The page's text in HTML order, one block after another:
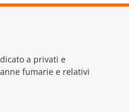
a privati e
fumarie e relativi